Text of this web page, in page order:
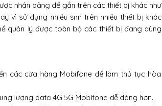
nhân bảng để gắn trên các thiết bị khác như
vì sử dụng nhiều sim trên nhiều thiết bị khác
quản lý được toàn bộ các thiết bị đang dùng
các cừa hàng Mobifone để làm thủ tục hòa
lượng data 4G 5G Mobifone dễ dàng hơn.